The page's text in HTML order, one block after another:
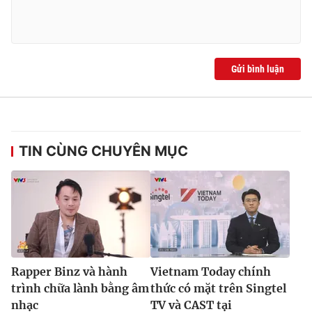
Gửi bình luận
TIN CÙNG CHUYÊN MỤC
Rapper Binz và hành
trình chữa lành bằng âm
nhạc
Vietnam Today chính
thức có mặt trên Singtel
TV và CAST tại